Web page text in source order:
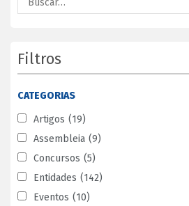
Filtros
CATEGORIAS
Artigos (19)
Assembleia (9)
Concursos (5)
Entidades (142)
Eventos (10)